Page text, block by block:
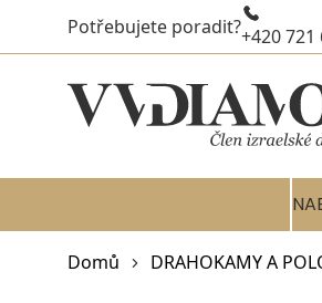
Potřebujete poradit?+420 721
Domů DRAHOKAMY A